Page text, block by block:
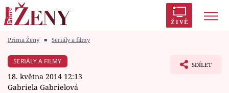
ŽIVĚ
Módní alarm
Prima Ženy ■ Seriály a filmy
SERIÁLY A FILMY
18. května 2014 12:13
Gabriela Gabrielová
SDÍLET